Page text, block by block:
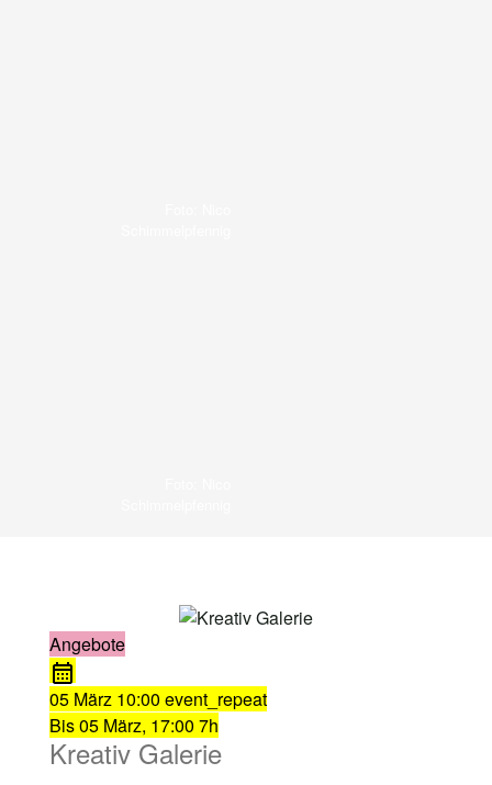
Angebote
05 März 10:00 event_repeat
Bis05 März, 17:00 7h
Kreativ Galerie